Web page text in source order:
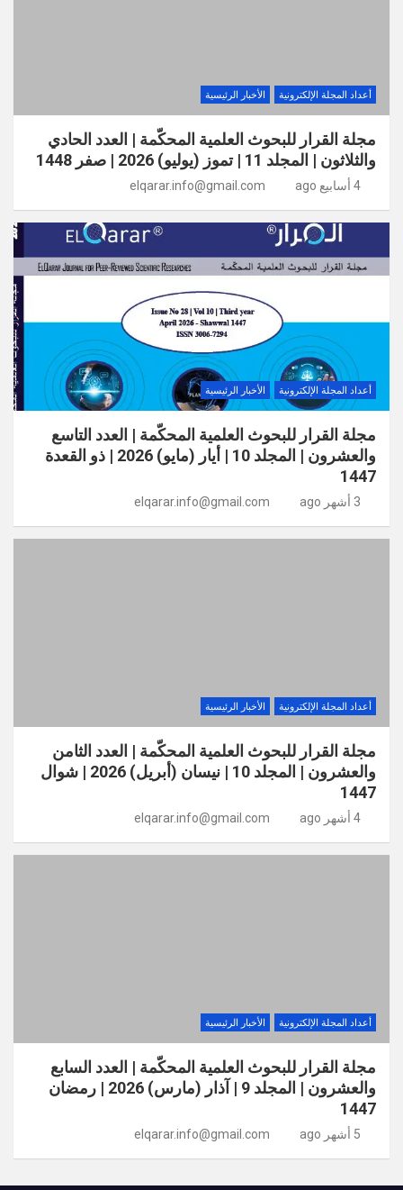
أعداد المجلة الإلكترونية الأخبار الرئيسية
مجلة القرار للبحوث العلمية المحكّمة | العدد الحادي
والثلاثون | المجلد 11 | تموز (يوليو) 2026 | صفر 1448
4 أسابيع ago elqarar.info@gmail.com
أعداد المجلة الإلكترونية الأخبار الرئيسية
مجلة القرار للبحوث العلمية المحكّمة | العدد التاسع
والعشرون | المجلد 10 | أيار (مايو) 2026 | ذو القعدة
1447
3 أشهر ago elqarar.info@gmail.com
أعداد المجلة الإلكترونية الأخبار الرئيسية
مجلة القرار للبحوث العلمية المحكّمة | العدد الثامن
والعشرون | المجلد 10 | نيسان (أبريل) 2026 | شوال
1447
4 أشهر ago elqarar.info@gmail.com
أعداد المجلة الإلكترونية الأخبار الرئيسية
مجلة القرار للبحوث العلمية المحكّمة | العدد السابع
والعشرون | المجلد 9 | آذار (مارس) 2026 | رمضان
1447
5 أشهر ago elqarar.info@gmail.com